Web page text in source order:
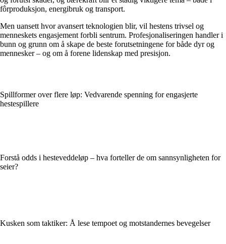
fôrproduksjon, energibruk og transport.
Men uansett hvor avansert teknologien blir, vil hestens trivsel og
menneskets engasjement forbli sentrum. Profesjonaliseringen handler i
bunn og grunn om å skape de beste forutsetningene for både dyr og
mennesker – og om å forene lidenskap med presisjon.
Spillformer over flere løp: Vedvarende spenning for engasjerte
hestespillere
Forstå odds i hesteveddeløp – hva forteller de om sannsynligheten for
seier?
Kusken som taktiker: Å lese tempoet og motstandernes bevegelser